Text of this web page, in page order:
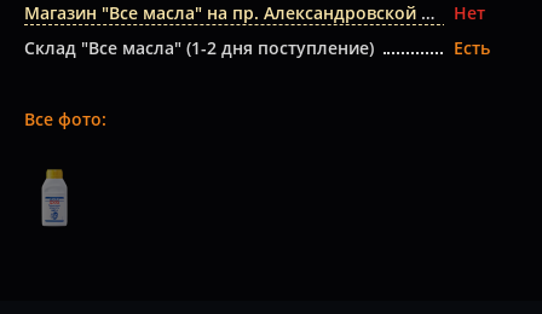
Магазин "Все масла" на пр. Александровской Фермы
Нет
Склад "Все масла" (1-2 дня поступление)
Есть
Все фото: